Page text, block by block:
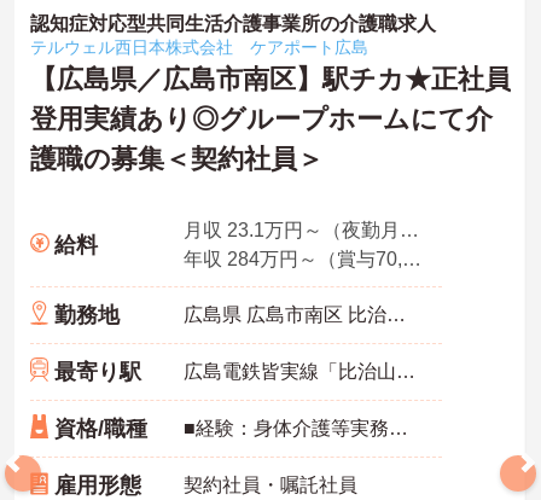
認知症対応型共同生活介護事業所の介護職求人
テルウェル西日本株式会社 ケアポート広島
【広島県／広島市南区】駅チカ★正社員
登用実績あり◎グループホームにて介
護職の募集＜契約社員＞
給料
月収 23.1万円～（夜勤月5回想定）
年収 284万円～（賞与70,000円想定）
勤務地 広島県 広島市南区 比治山本町11-1
最寄り駅 広島電鉄皆実線「比治山橋駅」徒歩7分
資格/職種 ■経験：身体介護等実務経験者 歓迎
雇用形態 契約社員・嘱託社員